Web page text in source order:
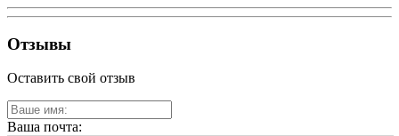
Отзывы
Оставить свой отзыв
Ваша почта: